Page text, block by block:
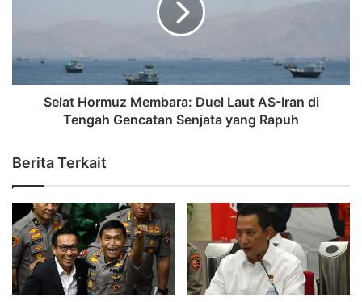
Selat Hormuz Membara: Duel Laut AS-Iran di
Tengah Gencatan Senjata yang Rapuh
Berita Terkait